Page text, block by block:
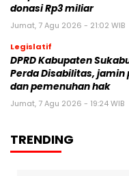
donasi Rp3 miliar
Jumat, 7 Agu 2026 - 21:02 WIB
Legislatif
DPRD Kabupaten
Perda Disabilitas, jamin
dan pemenuhan hak
Jumat, 7 Agu 2026 - 19:24 WIB
TRENDING